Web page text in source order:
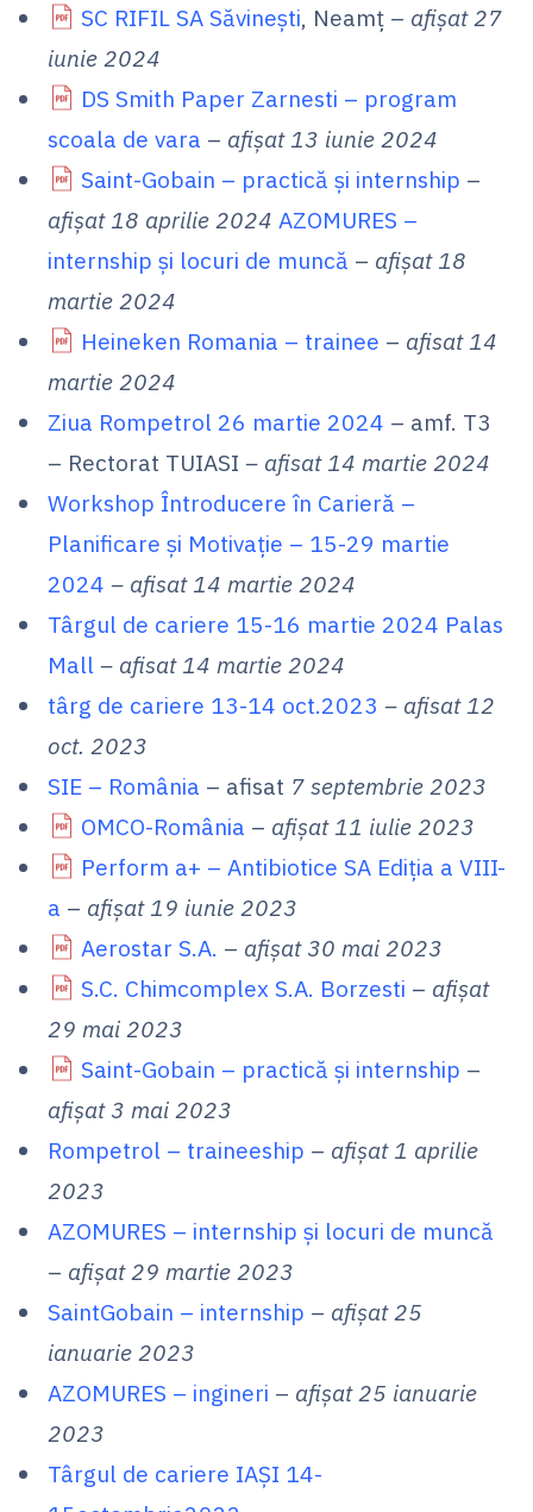
SC RIFIL SA Săvinești, Neamț – afișat 27
iunie 2024
DS Smith Paper Zarnesti – program
scoala de vara – afișat 13 iunie 2024
Saint-Gobain – practică și internship –
afișat 18 aprilie 2024 AZOMURES –
internship și locuri de muncă – afișat 18
martie 2024
Heineken Romania – trainee – afisat 14
martie 2024
Ziua Rompetrol 26 martie 2024 – amf. T3
– Rectorat TUIASI – afisat 14 martie 2024
Workshop Întroducere în Carieră –
Planificare și Motivație – 15-29 martie
2024 – afisat 14 martie 2024
Târgul de cariere 15-16 martie 2024 Palas
Mall – afisat 14 martie 2024
târg de cariere 13-14 oct.2023 – afisat 12
oct. 2023
SIE – România – afisat 7 septembrie 2023
OMCO-România – afișat 11 iulie 2023
Perform a+ – Antibiotice SA Ediţia a VIII-
a – afișat 19 iunie 2023
Aerostar S.A. – afișat 30 mai 2023
S.C. Chimcomplex S.A. Borzesti – afișat
29 mai 2023
Saint-Gobain – practică și internship –
afișat 3 mai 2023
Rompetrol – traineeship – afișat 1 aprilie
2023
AZOMURES – internship și locuri de muncă
– afișat 29 martie 2023
SaintGobain – internship – afișat 25
ianuarie 2023
AZOMURES – ingineri – afișat 25 ianuarie
2023
Târgul de cariere IAȘI 14-